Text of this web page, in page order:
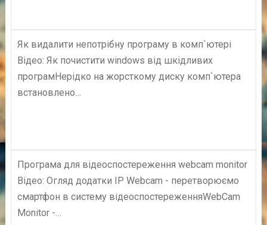
Як видалити непотрібну програму в комп`ютері
Відео: Як почистити windows від шкідливих
програмНерідко на жорсткому диску комп`ютера
встановлено…
Програма для відеоспостереження webcam monitor
Відео: Огляд додатки IP Webcam - перетворюємо
смартфон в систему відеоспостереженняWebCam
Monitor -…